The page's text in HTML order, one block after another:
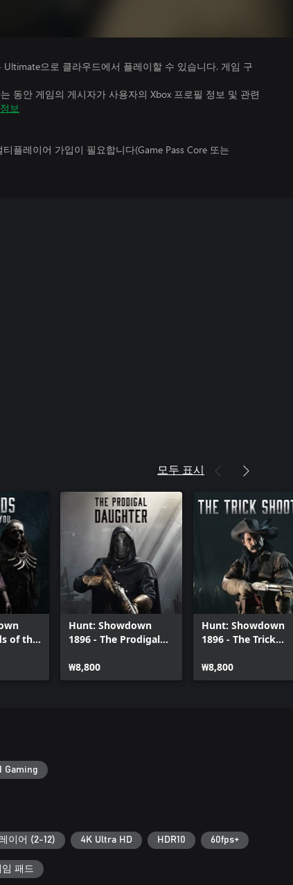
Ultimate으로 클라우드에서 플레이할 수 있습니다. 게임 구
동안 게임의 게시자가 사용자의 Xbox 프로필 정보 및 관련
보
플레이어 가입이 필요합니다(Game Pass Core 또는
모두 표시
of the
Hunt: Showdown
1896 - The Prodigal
₩8,800
Hunt: Showdown
1896 - The Trick
₩8,800
Gaming
이어 (2-12) 4K Ultra HD HDR10 60fps+
임 패드